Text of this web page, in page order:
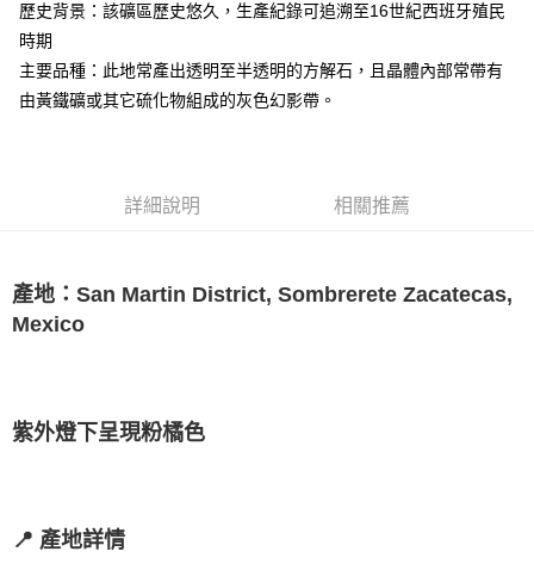
7-11取貨付款
賣家宅配幫您送（台灣）
每筆NT$80，滿NT$3,000(含以上)免運費
免運費
歷史背景：該礦區歷史悠久，生產紀錄可追溯至16世紀西班牙殖民
時期
主要品種：此地常產出透明至半透明的方解石，且晶體內部常帶有
由黃鐵礦或其它硫化物組成的灰色幻影帶。
詳細說明 相關推薦
產地：San Martin District, Sombrerete Zacatecas,
Mexico
紫外燈下呈現粉橘色
📍 產地詳情